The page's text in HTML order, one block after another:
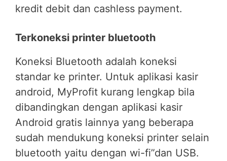
kredit debit dan cashless payment.
Terkoneksi printer bluetooth
Koneksi Bluetooth adalah koneksi
standar ke printer. Untuk aplikasi kasir
android, MyProfit kurang lengkap bila
dibandingkan dengan aplikasi kasir
Android gratis lainnya yang beberapa
sudah mendukung koneksi printer selain
bluetooth yaitu dengan wi-fi”dan USB.